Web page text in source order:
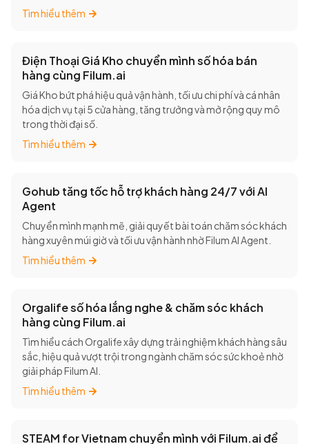
Tìm hiểu thêm
Điện Thoại Giá Kho chuyển mình số hóa bán
hàng cùng Filum.ai
Giá Kho bứt phá hiệu quả vận hành, tối ưu chi phí và cá nhân
hóa dịch vụ tại 5 cửa hàng, tăng trưởng và mở rộng quy mô
trong thời đại số.
Tìm hiểu thêm
Gohub tăng tốc hỗ trợ khách hàng 24/7 với AI
Agent
Chuyển mình mạnh mẽ, giải quyết bài toán chăm sóc khách
hàng xuyên múi giờ và tối ưu vận hành nhờ Filum AI Agent.
Tìm hiểu thêm
Orgalife số hóa lắng nghe & chăm sóc khách
hàng cùng Filum.ai
Tìm hiểu cách Orgalife xây dựng trải nghiệm khách hàng sâu
sắc, hiệu quả vượt trội trong ngành chăm sóc sức khoẻ nhờ
giải pháp Filum AI.
Tìm hiểu thêm
STEAM for Vietnam chuyển mình với Filum.ai để